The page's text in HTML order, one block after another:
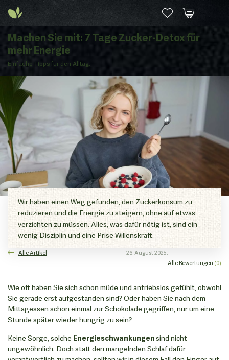
Machen Sie mit: 7 Tage Zucker-Detox für
mehr Energie
Einfache Tipps für den Alltag.
Wir haben einen Weg gefunden, den Zuckerkonsum zu
reduzieren und die Energie zu steigern, ohne auf etwas
verzichten zu müssen. Alles, was dafür nötig ist, sind ein
wenig Disziplin und eine Prise Willenskraft.
Alle Artikel
26. August 2025.
Alle Bewertungen (0)
Wie oft haben Sie sich schon müde und antriebslos gefühlt, obwohl
Sie gerade erst aufgestanden sind? Oder haben Sie nach dem
Mittagessen schon einmal zur Schokolade gegriffen, nur um eine
Stunde später wieder hungrig zu sein?
Keine Sorge, solche Energieschwankungensind nicht
ungewöhnlich. Doch statt den mangelnden Schlaf dafür